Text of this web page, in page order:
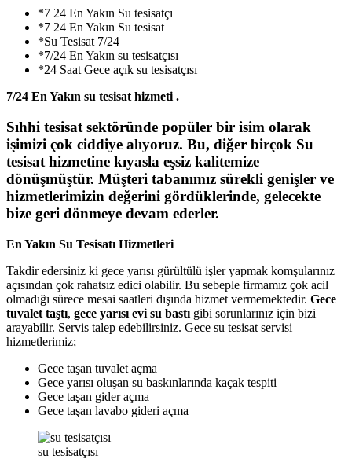
*7 24 En Yakın Su tesisatçı
*7 24 En Yakın Su tesisat
*Su Tesisat 7/24
*7/24 En Yakın su tesisatçısı
*24 Saat Gece açık su tesisatçısı
7/24 En Yakın su tesisat hizmeti .
Sıhhi tesisat sektöründe popüler bir isim olarak
işimizi çok ciddiye alıyoruz. Bu, diğer birçok Su
tesisat hizmetine kıyasla eşsiz kalitemize
dönüşmüştür. Müşteri tabanımız sürekli genişler ve
hizmetlerimizin değerini gördüklerinde, gelecekte
bize geri dönmeye devam ederler.
En Yakın Su Tesisatı Hizmetleri
Takdir edersiniz ki gece yarısı gürültülü işler yapmak komşularınız
açısından çok rahatsız edici olabilir. Bu sebeple firmamız çok acil
olmadığı sürece mesai saatleri dışında hizmet vermemektedir. Gece
tuvalet taştı, gece yarısı evi su bastı gibi sorunlarınız için bizi
arayabilir. Servis talep edebilirsiniz. Gece su tesisat servisi
hizmetlerimiz;
Gece taşan tuvalet açma
Gece yarısı oluşan su baskınlarında kaçak tespiti
Gece taşan gider açma
Gece taşan lavabo gideri açma
su tesisatçısı